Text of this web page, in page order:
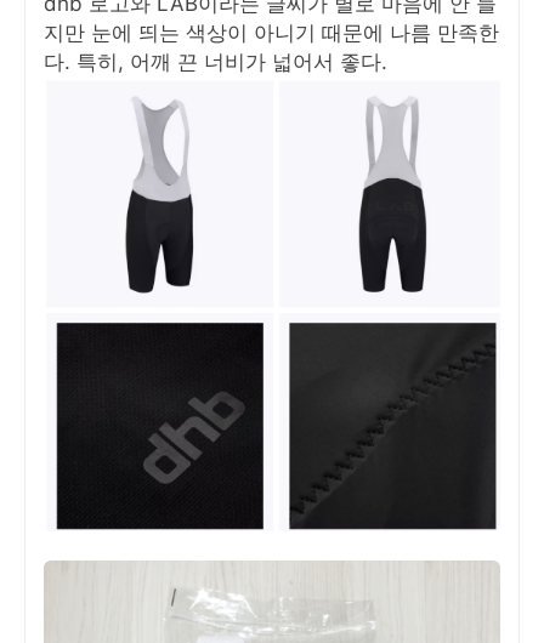
지만 눈에 띄는 색상이 아니기 때문에 나름 만족한
다. 특히, 어깨 끈 너비가 넓어서 좋다.